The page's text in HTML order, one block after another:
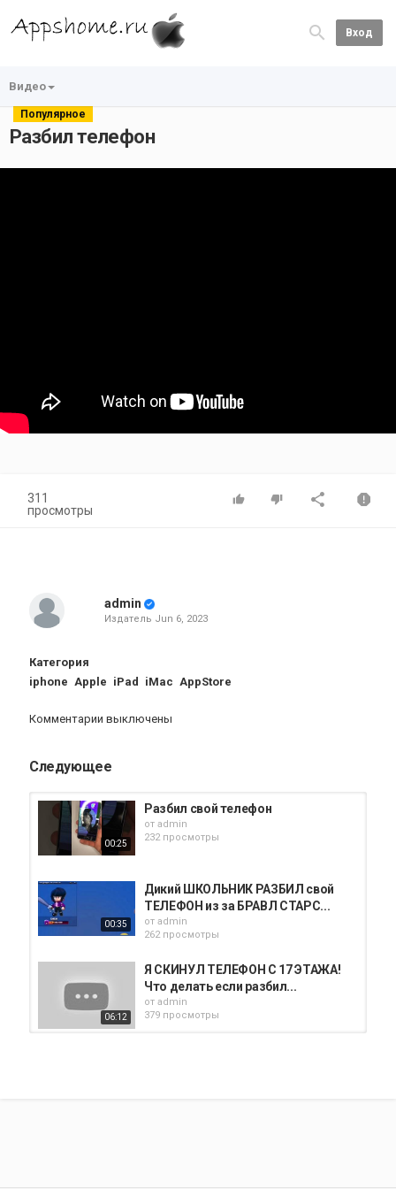
Вход
Видео
Популярное
Разбил телефон
311
просмотры
admin
Издатель Jun 6, 2023
Категория
iphone Apple iPad iMac AppStore
Комментарии выключены
Следующее
00:25
Разбил свой телефон
от admin
232 просмотры
00:35
Дикий ШКОЛЬНИК РАЗБИЛ свой
ТЕЛЕФОН из за БРАВЛ СТАРС...
от admin
262 просмотры
06:12
Я СКИНУЛ ТЕЛЕФОН С 17 ЭТАЖА!
Что делать если разбил...
от admin
379 просмотры